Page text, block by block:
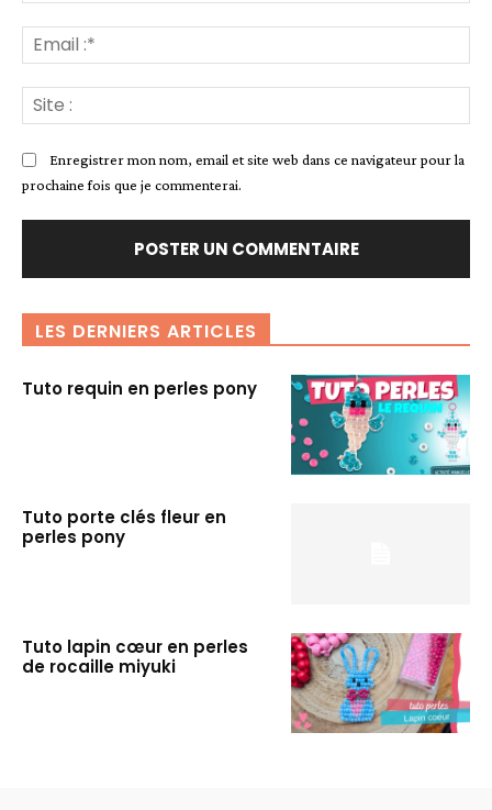
:*
:
Enregistrer mon nom, email et site web dans ce navigateur pour la
prochaine fois que je commenterai.
LES DERNIERS ARTICLES
Tuto requin en perles pony
Tuto porte clés fleur en
perles pony
Tuto lapin cœur en perles
de rocaille miyuki